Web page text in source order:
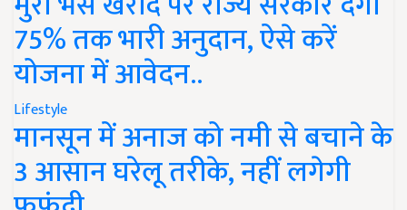
75% तक भारी अनुदान, ऐसे करें
योजना में आवेदन..
Lifestyle
मानसून में अनाज को नमी से बचाने के
3 आसान घरेलू तरीके, नहीं लगेगी